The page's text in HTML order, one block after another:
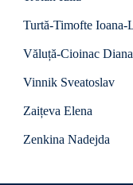
Turtă-Timofte Ioana-
Văluță-Cioinac Diana
Vinnik Sveatoslav
Zaițeva Elena
Zenkina Nadejda